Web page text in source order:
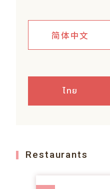
简体中文
ไทย
Restaurants